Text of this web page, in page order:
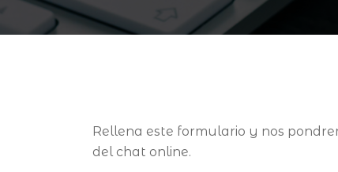
Rellena este formulario y nos
del chat online.